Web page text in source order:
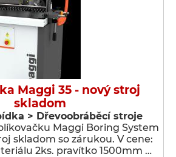
Maggi 35 - nový stroj
skladom
> Dřevoobráběcí stroje
Maggi Boring System
skladom so zárukou. V cene:
2ks. pravítko 1500mm …